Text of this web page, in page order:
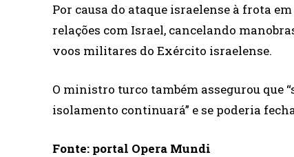
Por causa do ataque israelense à frota
relações com Israel, cancelando
voos militares do Exército israelense.
O ministro turco também assegurou que
isolamento continuará” e se poderia
Fonte: portal Opera Mundi